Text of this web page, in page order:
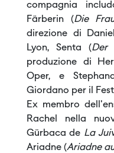
compagnia
Färberin (Die
direzione di
Lyon, Senta (Der
produzione di
Oper, e
Giordano per il
Ex membro
Rachel nella
Gürbaca de La
Ariadne (Ariadne